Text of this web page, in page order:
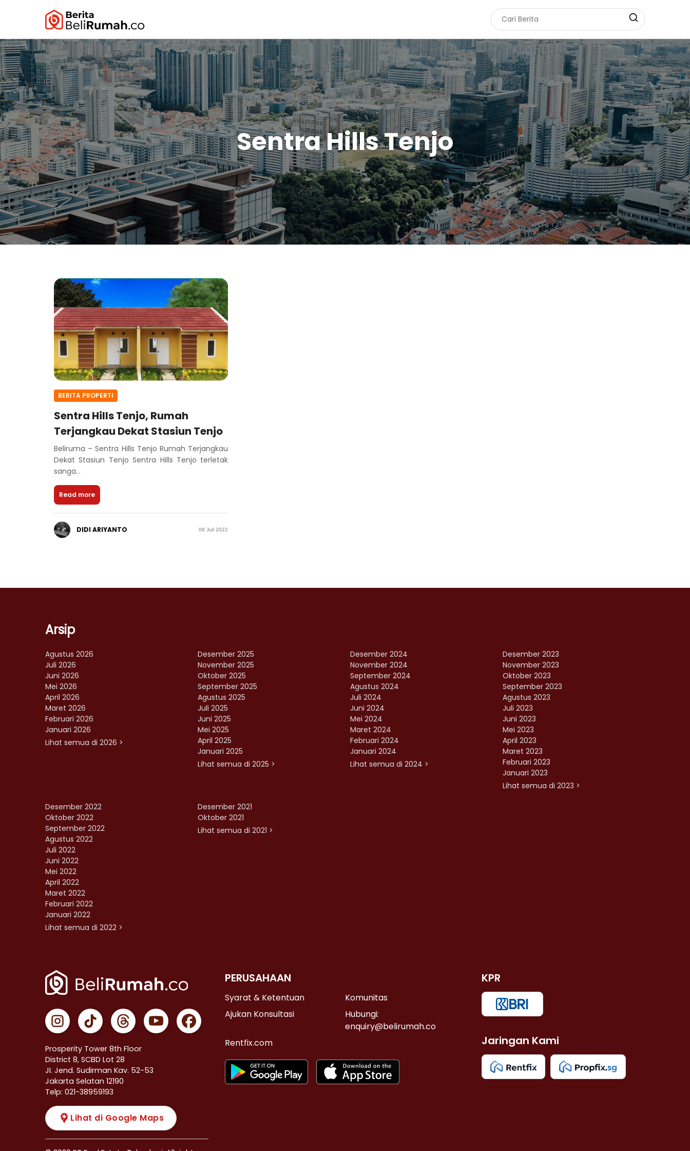
Sentra Hills Tenjo
BERITA PROPERTI
Sentra Hills Tenjo, Rumah
Terjangkau Dekat Stasiun Tenjo
Beliruma – Sentra Hills Tenjo Rumah Terjangkau
Dekat Stasiun Tenjo Sentra Hills Tenjo terletak
sanga...
Read more
DIDI ARIYANTO 08 Juli 2022
Arsip
Agustus 2026
Juli 2026
Juni 2026
Mei 2026
April 2026
Maret 2026
Februari 2026
Januari 2026
Lihat semua di 2026 >
Desember 2025
November 2025
Oktober 2025
September 2025
Agustus 2025
Juli 2025
Juni 2025
Mei 2025
April 2025
Januari 2025
Lihat semua di 2025 >
Desember 2024
November 2024
September 2024
Agustus 2024
Juli 2024
Juni 2024
Mei 2024
Maret 2024
Februari 2024
Januari 2024
Lihat semua di 2024 >
Desember 2023
November 2023
Oktober 2023
September 2023
Agustus 2023
Juli 2023
Juni 2023
Mei 2023
April 2023
Maret 2023
Februari 2023
Januari 2023
Lihat semua di 2023 >
Desember 2022
Oktober 2022
September 2022
Agustus 2022
Juli 2022
Juni 2022
Mei 2022
April 2022
Maret 2022
Februari 2022
Januari 2022
Lihat semua di 2022 >
Desember 2021
Oktober 2021
Lihat semua di 2021 >
Prosperity Tower 8th Floor
District 8, SCBD Lot 28
JI. Jend. Sudirman Kav. 52-53
Jakarta Selatan 12190
Telp: 021-38959193
Lihat di Google Maps
PERUSAHAAN
Syarat & Ketentuan
Komunitas
Ajukan Konsultasi
Hubungi:
enquiry@belirumah.co
Rentfix.com
KPR
Jaringan Kami